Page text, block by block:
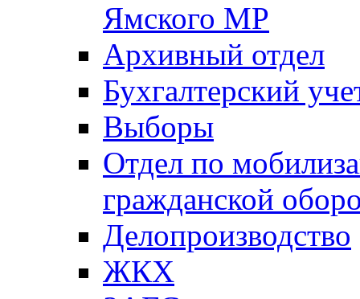
Ямского МР
Архивный отдел
Бухгалтерский
Выборы
Отдел по
гражданской
Делопроизводство
ЖКХ